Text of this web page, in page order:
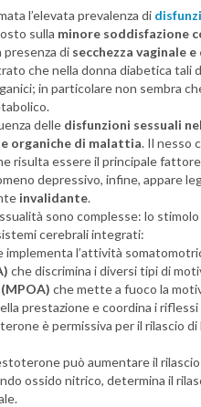
l’elevata prevalenza di
sulla minore soddisfazione
presenza di secchezza vaginale
che nella donna diabetica tali
in particolare non sembra
delle disfunzioni sessuali
organiche di malattia. Il nesso
risulta essere il principale
depressivo, infine, appare
invalidante.
sono complesse: lo
cerebrali integrati:
implementa l’attività
che discrimina i diversi tipi di
che mette a fuoco la
prestazione e coordina i
è permissiva per il rilascio
può aumentare il
ossido nitrico, determina il